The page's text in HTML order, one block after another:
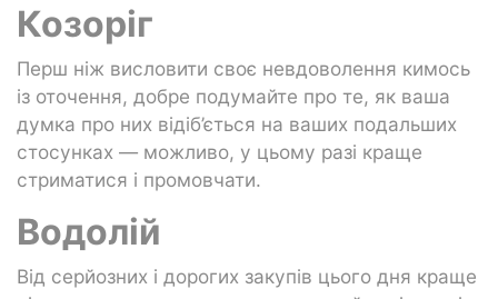
Козоріг
Перш ніж висловити своє невдоволення кимось
із оточення, добре подумайте про те, як ваша
думка про них відіб’ється на ваших подальших
стосунках — можливо, у цьому разі краще
стриматися і промовчати.
Водолій
Від серйозних і дорогих закупів цього дня краще